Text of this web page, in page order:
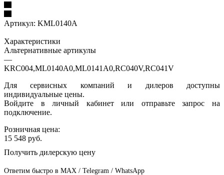
Артикул: KML0140A
Характеристики
Альтернативные артикулы
—
KRC004,ML0140A0,ML0141A0,RC040V,RC041V
Для сервисных компаний и дилеров доступны
индивидуальные цены.
Войдите в личный кабинет или отправьте запрос на
подключение.
Розничная цена:
15 548 руб.
Получить дилерскую цену
Ответим быстро в MAX / Telegram / WhatsApp